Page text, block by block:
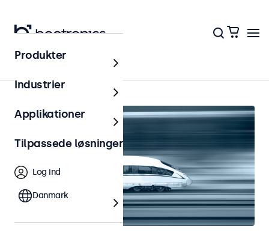
Jernbane
Produkter
Industrier
Applikationer
Tilpassede løsninger
Log ind
Danmark